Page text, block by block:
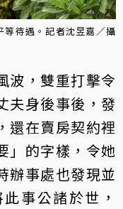
待遇。記者沈昱嘉／攝
波，雙重打擊令
夫身後事後，發
還在賣房契約裡
」的字樣，令她
辦事處也發現並
事公諸於世，